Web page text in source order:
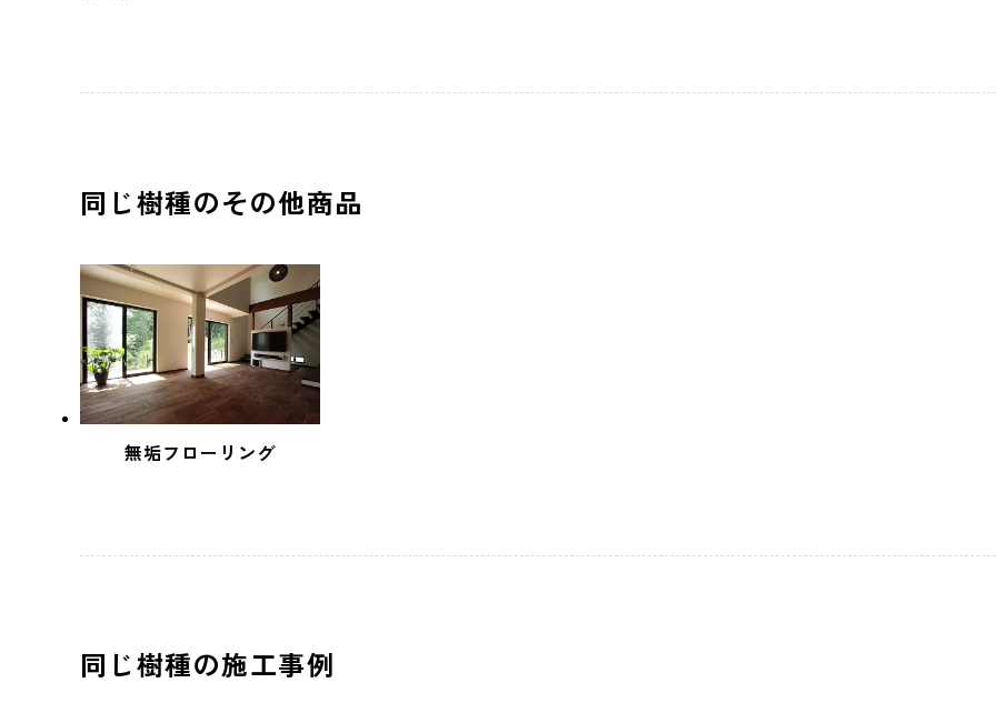
同じ樹種のその他商品
無垢フローリング
同じ樹種の施工事例